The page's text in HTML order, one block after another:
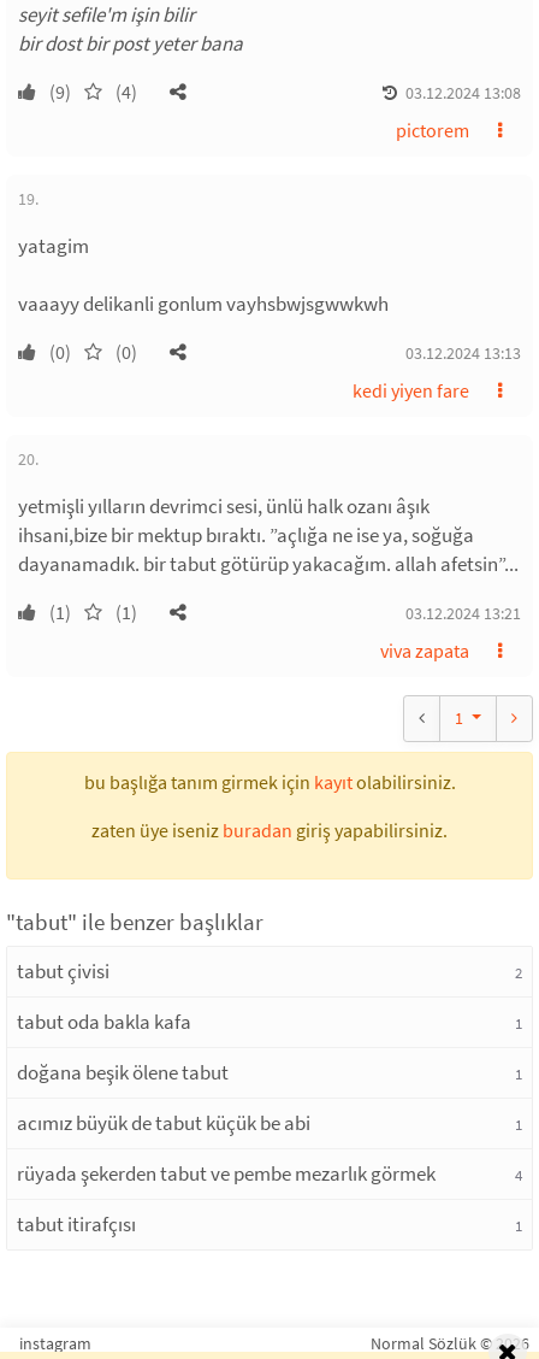
seyit sefile'm işin bilir
bir dost bir post yeter bana
(9) (4) 03.12.2024 13:08
pictorem
19.
yatagim
vaaayy delikanli gonlum vayhsbwjsgwwkwh
(0) (0) 03.12.2024 13:13
kedi yiyen fare
20.
yetmişli yılların devrimci sesi, ünlü halk ozanı âşık
ihsani,bize bir mektup bıraktı. ”açlığa ne ise ya, soğuğa
dayanamadık. bir tabut götürüp yakacağım. allah afetsin”...
(1) (1) 03.12.2024 13:21
viva zapata
1
bu başlığa tanım girmek için kayıtolabilirsiniz.
zaten üye iseniz buradan giriş yapabilirsiniz.
"tabut" ile benzer başlıklar
tabut çivisi 2
tabut oda bakla kafa 1
doğana beşik ölene tabut 1
acımız büyük de tabut küçük be abi 1
rüyada şekerden tabut ve pembe mezarlık görmek 4
tabut itirafçısı 1
instagram Normal Sözlük © 2026